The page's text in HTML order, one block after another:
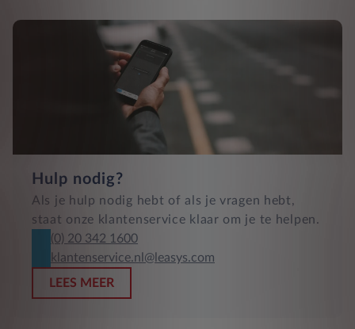
Hulp nodig?
Als je hulp nodig hebt of als je vragen hebt,
staat onze klantenservice klaar om je te helpen.
(0) 20 342 1600
klantenservice.nl@leasys.com
LEES MEER